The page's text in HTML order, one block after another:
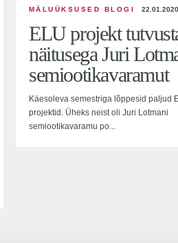
MÄLUÜKSUSED BLOGI 22.01.2020
ELU projekt
näitusega Juri
semiootikavaramut
Käesoleva semestriga lõppesid paljud
projektid. Üheks neist oli Juri Lotmani
semiootikavaramu po...